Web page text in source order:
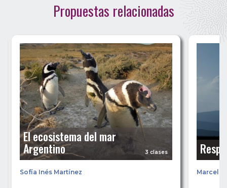
Propuestas relacionadas
El ecosistema del mar
Argentino 3 clases
Sofía Inés Martínez Marcela